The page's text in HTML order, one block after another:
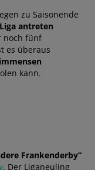
zu Saisonende
antreten
noch fünf
es überaus
kann.
Frankenderby“
. Der Liganeuling